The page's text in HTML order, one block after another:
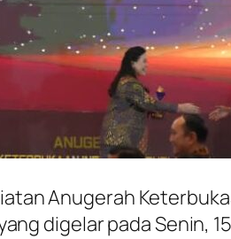
Anugerah
digelar pada Senin,